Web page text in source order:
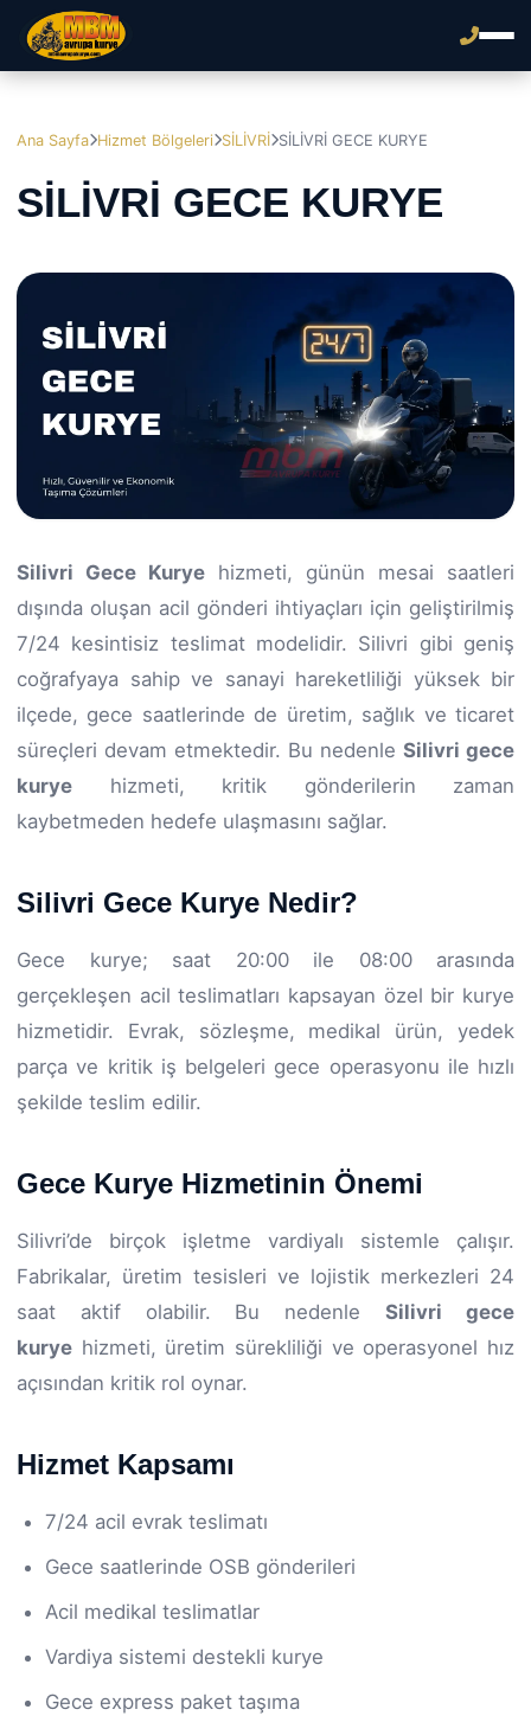
Ana Sayfa Hizmet Bölgeleri SİLİVRİ SİLİVRİ GECE KURYE
SİLİVRİ GECE KURYE
Silivri Gece Kurye hizmeti, günün mesai saatleri
dışında oluşan acil gönderi ihtiyaçları için geliştirilmiş
7/24 kesintisiz teslimat modelidir. Silivri gibi geniş
coğrafyaya sahip ve sanayi hareketliliği yüksek bir
ilçede, gece saatlerinde de üretim, sağlık ve ticaret
süreçleri devam etmektedir. Bu nedenle Silivri gece
kurye hizmeti, kritik gönderilerin zaman
kaybetmeden hedefe ulaşmasını sağlar.
Silivri Gece Kurye Nedir?
Gece kurye; saat 20:00 ile 08:00 arasında
gerçekleşen acil teslimatları kapsayan özel bir kurye
hizmetidir. Evrak, sözleşme, medikal ürün, yedek
parça ve kritik iş belgeleri gece operasyonu ile hızlı
şekilde teslim edilir.
Gece Kurye Hizmetinin Önemi
Silivri’de birçok işletme vardiyalı sistemle çalışır.
Fabrikalar, üretim tesisleri ve lojistik merkezleri 24
saat aktif olabilir. Bu nedenleSilivri gece
kurye hizmeti, üretim sürekliliği ve operasyonel hız
açısından kritik rol oynar.
Hizmet Kapsamı
7/24 acil evrak teslimatı
Gece saatlerinde OSB gönderileri
Acil medikal teslimatlar
Vardiya sistemi destekli kurye
Gece express paket taşıma